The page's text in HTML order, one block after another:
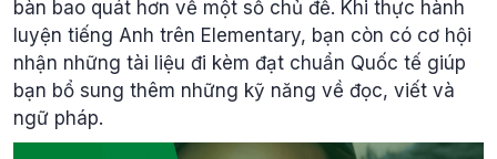
bàn bao quát hơn về một số chủ đề. Khi thực hành
luyện tiếng Anh trên Elementary, bạn còn có cơ hội
nhận những tài liệu đi kèm đạt chuẩn Quốc tế giúp
bạn bổ sung thêm những kỹ năng về đọc, viết và
ngữ pháp.